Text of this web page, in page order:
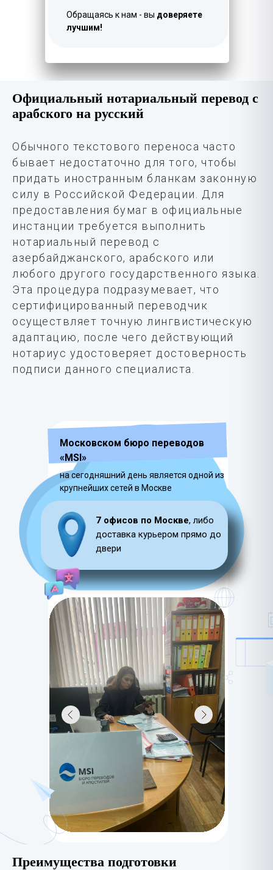
Обращаясь к нам - вы доверяете
лучшим!
Официальный нотариальный перевод с
арабского на русский
Обычного текстового переноса часто
бывает недостаточно для того, чтобы
придать иностранным бланкам законную
силу в Российской Федерации. Для
предоставления бумаг в официальные
инстанции требуется выполнить
нотариальный перевод с
азербайджанского, арабского или
любого другого государственного языка.
Эта процедура подразумевает, что
сертифицированный переводчик
осуществляет точную лингвистическую
адаптацию, после чего действующий
нотариус удостоверяет достоверность
подписи данного специалиста.
LET'S GO!
7 офисов по Москве, либо
доставка курьером прямо до
двери
на сегодняшний день является одной из
крупнейших сетей в Москве
Московском бюро переводов
«MSI»
Преимущества подготовки